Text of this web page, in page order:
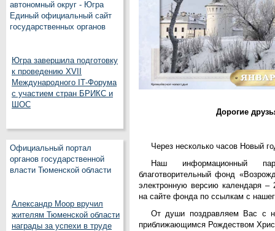
автономный округ - Югра
Единый официальный сайт
государственных органов
Югра завершила подготовку
к проведению XVII
Международного IT‑Форума
с участием стран БРИКС и
ШОС
Официальный портал
органов государственной
власти Тюменской области
Александр Моор вручил
жителям Тюменской области
награды за успехи в труде
Дорогие
Через несколько часов Новый
Наш информационный
благотворительный фонд
электронную версию календаря
на сайте фонда по ссылкам с
От души поздравляем Вас с
приближающимся Рождеством